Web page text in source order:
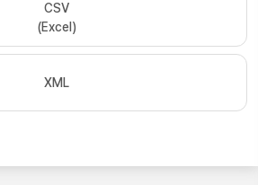
CSV
(Excel)
XML